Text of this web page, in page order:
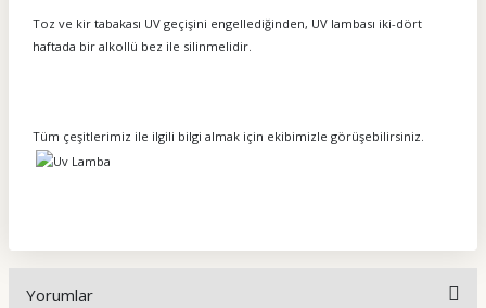
Toz ve kir tabakası UV geçişini engellediğinden, UV lambası iki-dört
haftada bir alkollü bez ile silinmelidir.
Tüm çeşitlerimiz ile ilgili bilgi almak için ekibimizle görüşebilirsiniz.
Yorumlar